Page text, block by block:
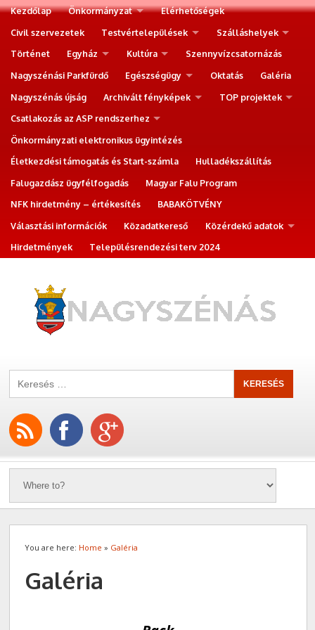
Kezdőlap Önkormányzat
Elérhetőségek
Civil szervezetek
Testvértelepülések
Szálláshelyek
Történet
Egyház Kultúra
Szennyvízcsatornázás
Nagyszénási Parkfürdő
Egészségügy Oktatás
Galéria
Nagyszénás újság
Archivált fényképek
TOP projektek
Csatlakozás az ASP rendszerhez
Önkormányzati elektronikus ügyintézés
Életkezdési támogatás és Start-számla
Hulladékszállítás
Falugazdász ügyfélfogadás
Magyar Falu Program
NFK hirdetmény – értékesítés
BABAKÖTVÉNY
Választási információk
Közadatkereső
Közérdekű adatok
Hirdetmények
Településrendezési terv 2024
You are here: Home » Galéria
Galéria